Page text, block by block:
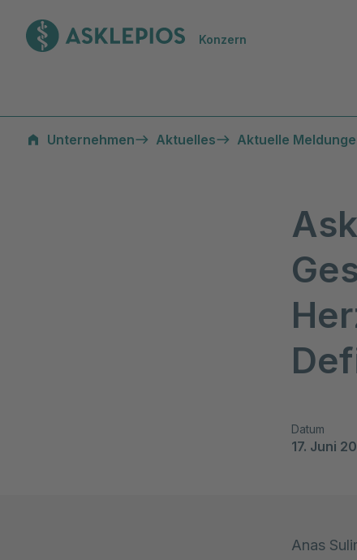
Konzern
Unternehmen Aktuelles Aktuelle
Datum
17. Juni
Anas